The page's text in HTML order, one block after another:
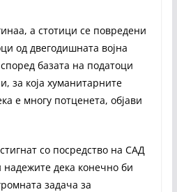
а стотици се повредени
од двегодишната војна
базата на податоци
за која хуманитарните
е многу потценета, објави
со посредство на САД
надежите дека конечно би
задача за